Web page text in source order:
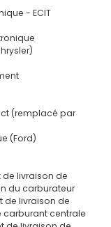
- ECIT
(remplacé par
(Ford)
livraison de
du carburateur
de livraison de
centrale